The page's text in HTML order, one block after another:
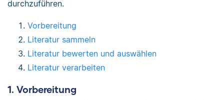
durchzuführen.
Vorbereitung
Literatur sammeln
Literatur bewerten und auswählen
Literatur verarbeiten
1. Vorbereitung